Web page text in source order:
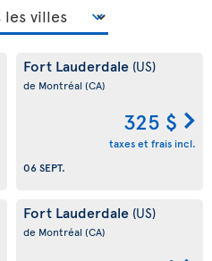
Fort Lauderdale (US)
de Montréal (CA)
325 $
taxes et frais incl.
06 SEPT.
Fort Lauderdale (US)
de Montréal (CA)